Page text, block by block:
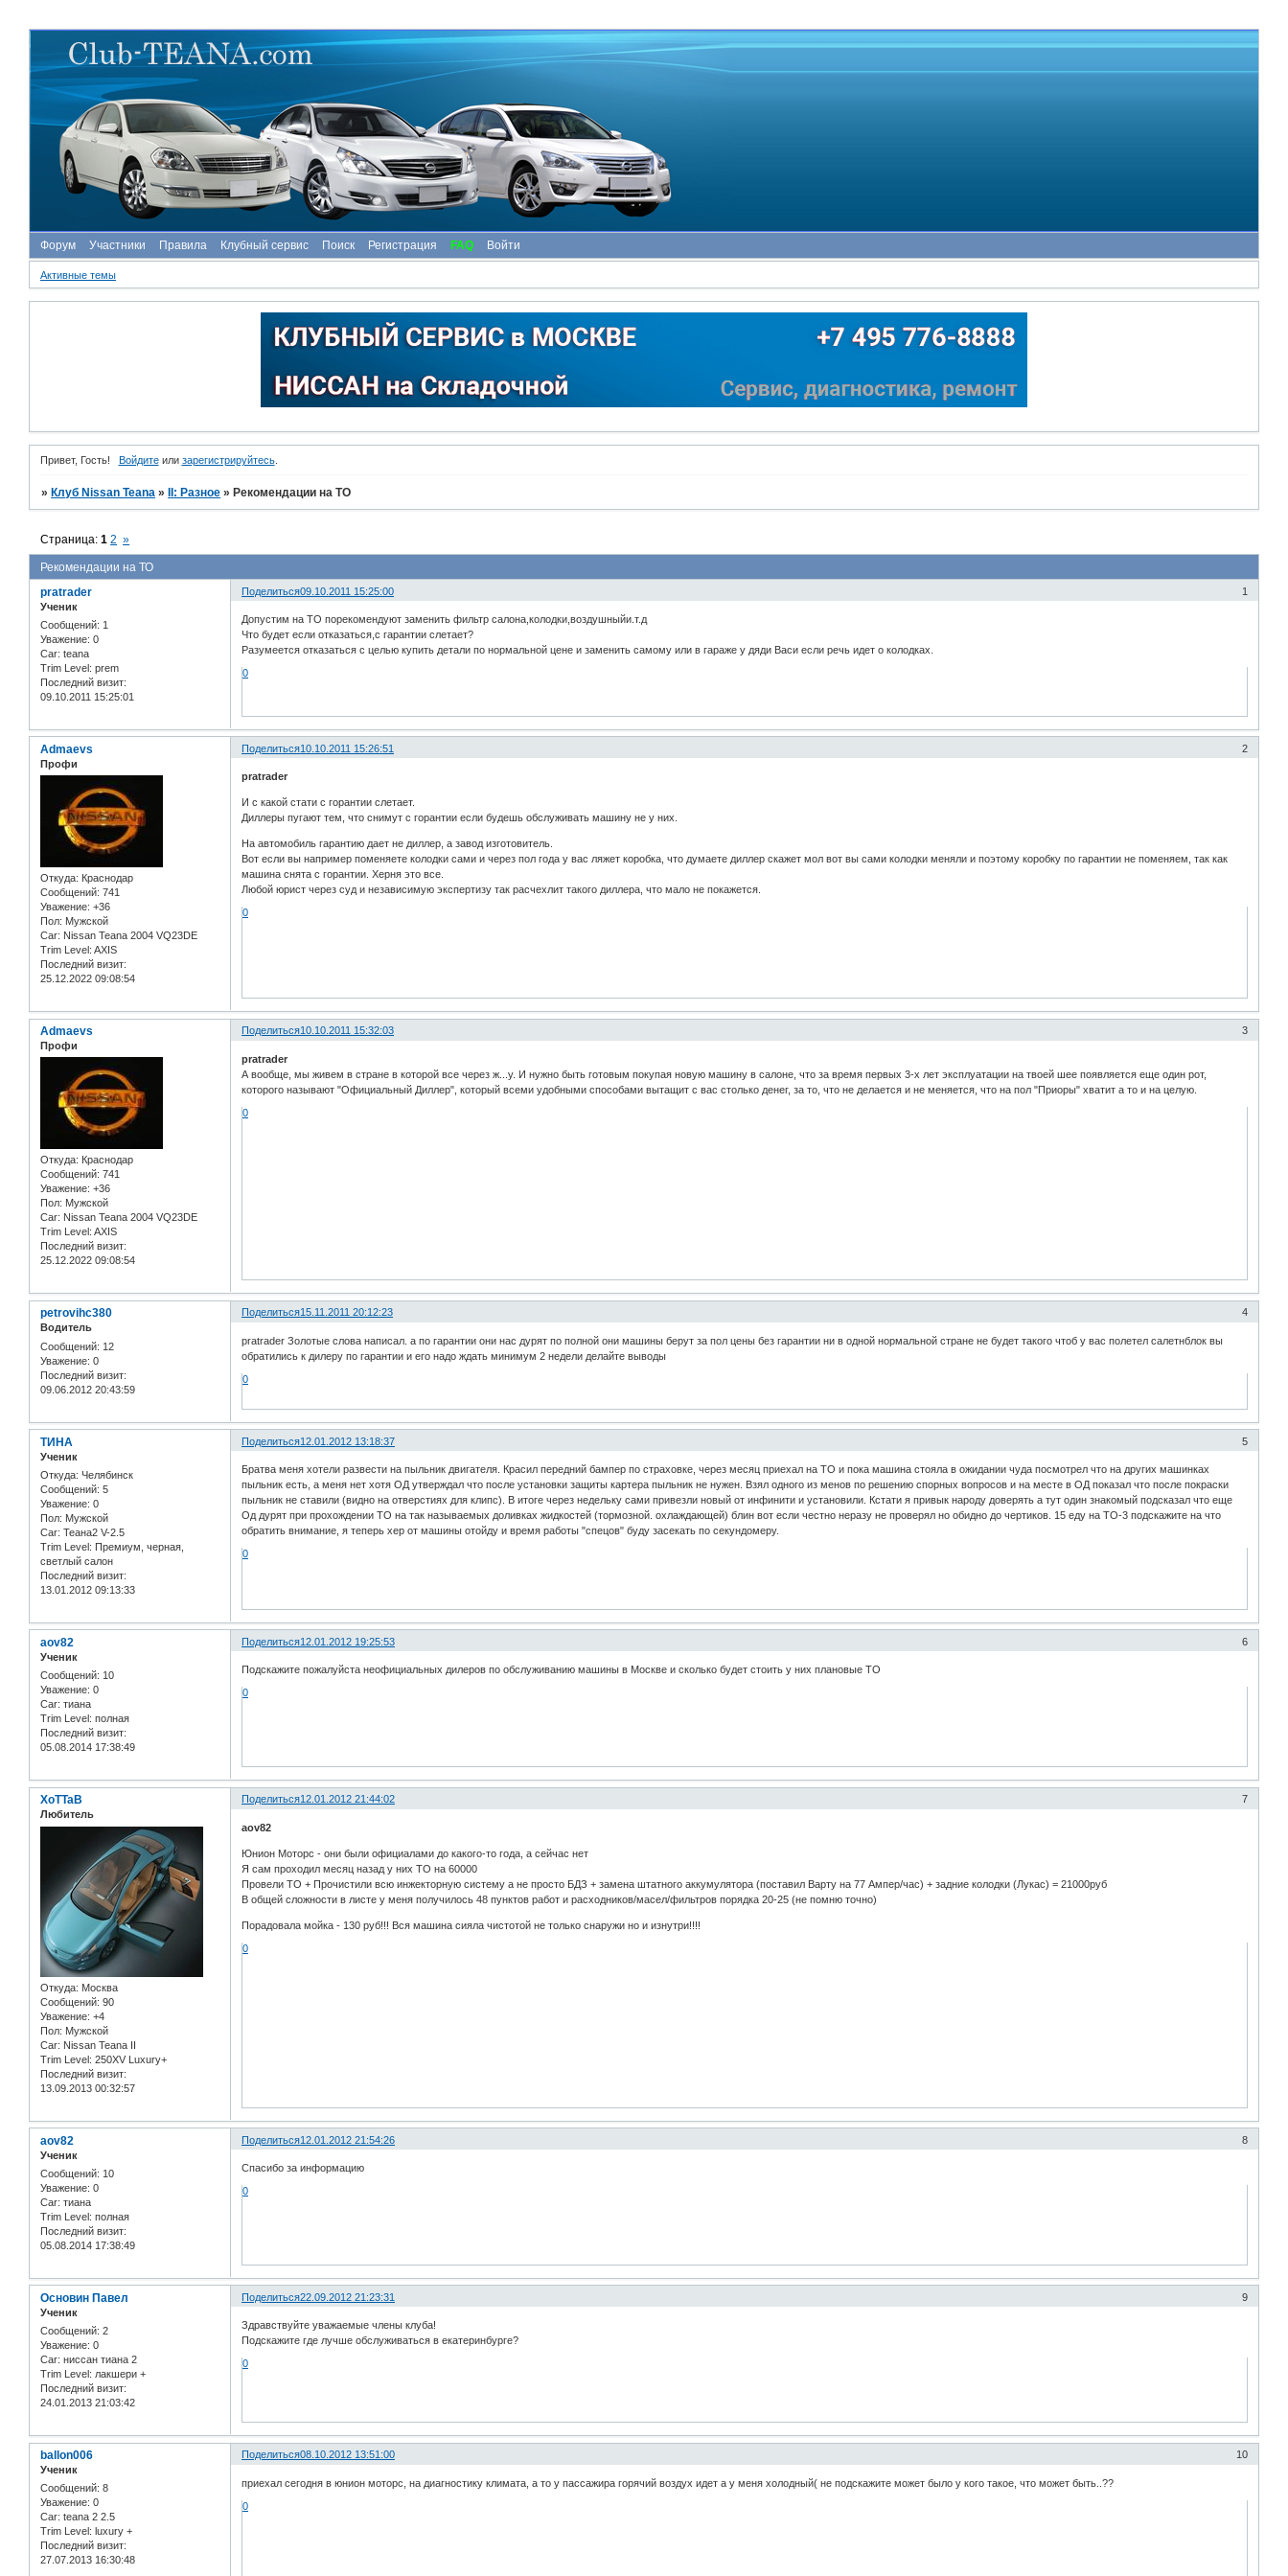
Форум Участники Правила Клубный сервис Поиск Регистрация FAQ Войти
Активные темы
Привет, Гость! Войдитеили зарегистрируйтесь.
» Клуб Nissan Teana » II: Разное » Рекомендации на ТО
Рекомендации на ТО
Страница:1 2 »
Поделиться 1
09.10.2011 15:25:00
pratrader
Ученик
Сообщений: 1
Уважение: 0
Car: teana
Trim Level: prem
Последний визит:
09.10.2011 15:25:01
Допустим на ТО порекомендуют заменить фильтр салона,колодки,воздушныйи.т.д
Что будет если отказаться,с гарантии слетает?
Разумеется отказаться с целью купить детали по нормальной цене и заменить самому или в гараже у дяди Васи если речь идет о колодках.
0
Поделиться 2
10.10.2011 15:26:51
Admaevs
Профи
Откуда: Краснодар
Сообщений: 741
Уважение: +36
Пол: Мужской
Car: Nissan Teana 2004 VQ23DE
Trim Level: AXIS
Последний визит:
25.12.2022 09:08:54
pratrader
И с какой стати с горантии слетает.
Диллеры пугают тем, что снимут с горантии если будешь обслуживать машину не у них.
На автомобиль гарантию дает не диллер, а завод изготовитель.
Вот если вы например поменяете колодки сами и через пол года у вас ляжет коробка, что думаете диллер скажет мол вот вы сами колодки меняли и поэтому коробку по гарантии не поменяем, так как
машина снята с горантии. Херня это все.
Любой юрист через суд и независимую экспертизу так расчехлит такого диллера, что мало не покажется.
0
Поделиться 3
10.10.2011 15:32:03
Admaevs
Профи
Откуда: Краснодар
Сообщений: 741
Уважение: +36
Пол: Мужской
Car: Nissan Teana 2004 VQ23DE
Trim Level: AXIS
Последний визит:
25.12.2022 09:08:54
pratrader
А вообще, мы живем в стране в которой все через ж...у. И нужно быть готовым покупая новую машину в салоне, что за время первых 3-х лет эксплуатации на твоей шее появляется еще один рот,
которого называют "Официальный Диллер", который всеми удобными способами вытащит с вас столько денег, за то, что не делается и не меняется, что на пол "Приоры" хватит а то и на целую.
0
Поделиться 4
15.11.2011 20:12:23
petrovihc380
Водитель
Сообщений: 12
Уважение: 0
Последний визит:
09.06.2012 20:43:59
pratrader Золотые слова написал. а по гарантии они нас дурят по полной они машины берут за пол цены без гарантии ни в одной нормальной стране не будет такого чтоб у вас полетел салетнблок вы
обратились к дилеру по гарантии и его надо ждать минимум 2 недели делайте выводы
0
Поделиться 5
12.01.2012 13:18:37
ТИНА
Ученик
Откуда: Челябинск
Сообщений: 5
Уважение: 0
Пол: Мужской
Car: Теана2 V-2.5
Trim Level: Премиум, черная,
светлый салон
Последний визит:
13.01.2012 09:13:33
Братва меня хотели развести на пыльник двигателя. Красил передний бампер по страховке, через месяц приехал на ТО и пока машина стояла в ожидании чуда посмотрел что на других машинках
пыльник есть, а меня нет хотя ОД утверждал что после установки защиты картера пыльник не нужен. Взял одного из менов по решению спорных вопросов и на месте в ОД показал что после покраски
пыльник не ставили (видно на отверстиях для клипс). В итоге через недельку сами привезли новый от инфинити и установили. Кстати я привык народу доверять а тут один знакомый подсказал что еще
Од дурят при прохождении ТО на так называемых доливках жидкостей (тормозной. охлаждающей) блин вот если честно неразу не проверял но обидно до чертиков. 15 еду на ТО-3 подскажите на что
обратить внимание, я теперь хер от машины отойду и время работы "спецов" буду засекать по секундомеру.
0
Поделиться 6
12.01.2012 19:25:53
aov82
Ученик
Сообщений: 10
Уважение: 0
Car: тиана
Trim Level: полная
Последний визит:
05.08.2014 17:38:49
Подскажите пожалуйста неофициальных дилеров по обслуживанию машины в Москве и сколько будет стоить у них плановые ТО
0
Поделиться 7
12.01.2012 21:44:02
XoTTaB
Любитель
Откуда: Москва
Сообщений: 90
Уважение: +4
Пол: Мужской
Car: Nissan Teana II
Trim Level: 250XV Luxury+
Последний визит:
13.09.2013 00:32:57
aov82
Юнион Моторс - они были официалами до какого-то года, а сейчас нет
Я сам проходил месяц назад у них ТО на 60000
Провели ТО + Прочистили всю инжекторную систему а не просто БДЗ + замена штатного аккумулятора (поставил Варту на 77 Ампер/час) + задние колодки (Лукас) = 21000руб
В общей сложности в листе у меня получилось 48 пунктов работ и расходников/масел/фильтров порядка 20-25 (не помню точно)
Порадовала мойка - 130 руб!!! Вся машина сияла чистотой не только снаружи но и изнутри!!!!
0
Поделиться 8
12.01.2012 21:54:26
aov82
Ученик
Сообщений: 10
Уважение: 0
Car: тиана
Trim Level: полная
Последний визит:
05.08.2014 17:38:49
Спасибо за информацию
0
Поделиться 9
22.09.2012 21:23:31
Основин Павел
Ученик
Сообщений: 2
Уважение: 0
Car: ниссан тиана 2
Trim Level: лакшери +
Последний визит:
24.01.2013 21:03:42
Здравствуйте уважаемые члены клуба!
Подскажите где лучше обслуживаться в екатеринбурге?
0
Поделиться 10
08.10.2012 13:51:00
ballon006
Ученик
Сообщений: 8
Уважение: 0
Car: teana 2 2.5
Trim Level: luxury +
Последний визит:
27.07.2013 16:30:48
приехал сегодня в юнион моторс, на диагностику климата, а то у пассажира горячий воздух идет а у меня холодный( не подскажите может было у кого такое, что может быть..??
0